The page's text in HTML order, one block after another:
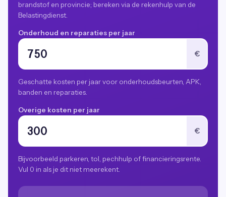
brandstof en provincie; bereken via de rekenhulp van de
Belastingdienst.
Onderhoud en reparaties per jaar
€
Geschatte kosten per jaar voor onderhoudsbeurten, APK,
banden en reparaties.
Overige kosten per jaar
€
Bijvoorbeeld parkeren, tol, pechhulp of financieringsrente.
Vul 0 in als je dit niet meerekent.